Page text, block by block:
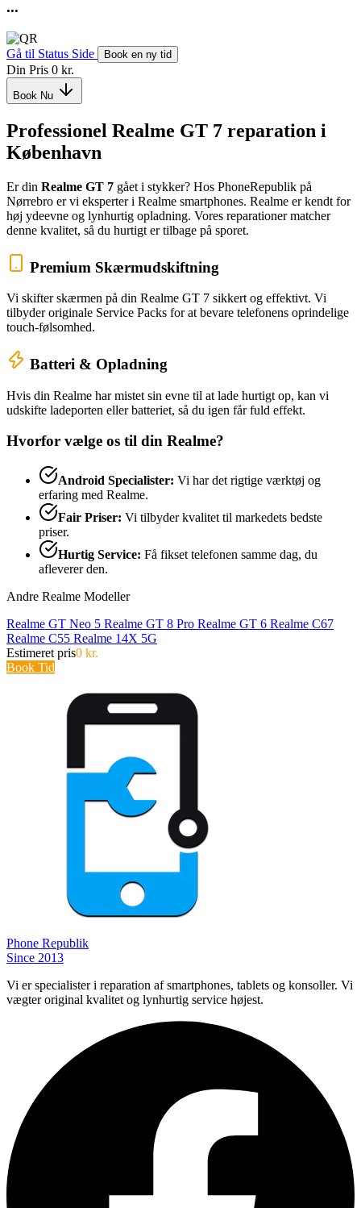
...
Gå til Status Side Book en ny tid
Din Pris 0 kr.
Book Nu
Professionel Realme GT 7 reparation i
København
Er din Realme GT 7 gået i stykker? Hos PhoneRepublik på
Nørrebro er vi eksperter i Realme smartphones. Realme er kendt for
høj ydeevne og lynhurtig opladning. Vores reparationer matcher
denne kvalitet, så du hurtigt er tilbage på sporet.
Premium Skærmudskiftning
Vi skifter skærmen på din Realme GT 7 sikkert og effektivt. Vi
tilbyder originale Service Packs for at bevare telefonens oprindelige
touch-følsomhed.
Batteri & Opladning
Hvis din Realme har mistet sin evne til at lade hurtigt op, kan vi
udskifte ladeporten eller batteriet, så du igen får fuld effekt.
Hvorfor vælge os til din Realme?
Android Specialister: Vi har det rigtige værktøj og
erfaring med Realme.
Fair Priser: Vi tilbyder kvalitet til markedets bedste
priser.
Hurtig Service: Få fikset telefonen samme dag, du
afleverer den.
Andre Realme Modeller
Realme GT Neo 5 Realme GT 8 Pro Realme GT 6 Realme C67
Realme C55 Realme 14X 5G
Estimeret pris0 kr.
Book Tid
Phone Republik
Since 2013
Vi er specialister i reparation af smartphones, tablets og konsoller. Vi
vægter original kvalitet og lynhurtig service højest.